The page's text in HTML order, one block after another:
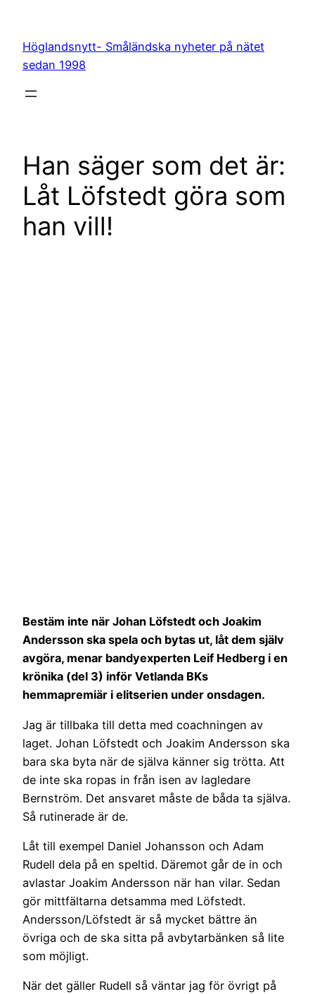
innehåll
Höglandsnytt- Småländska nyheter på nätet
sedan 1998
Han säger som det är:
Låt Löfstedt göra som
han vill!
Bestäm inte när Johan Löfstedt och Joakim
Andersson ska spela och bytas ut, låt dem själv
avgöra, menar bandyexperten Leif Hedberg i en
krönika (del 3) inför Vetlanda BKs
hemmapremiär i elitserien under onsdagen.
Jag är tillbaka till detta med coachningen av
laget. Johan Löfstedt och Joakim Andersson ska
bara ska byta när de själva känner sig trötta. Att
de inte ska ropas in från isen av lagledare
Bernström. Det ansvaret måste de båda ta själva.
Så rutinerade är de.
Låt till exempel Daniel Johansson och Adam
Rudell dela på en speltid. Däremot går de in och
avlastar Joakim Andersson när han vilar. Sedan
gör mittfältarna detsamma med Löfstedt.
Andersson/Löfstedt är så mycket bättre än
övriga och de ska sitta på avbytarbänken så lite
som möjligt.
När det gäller Rudell så väntar jag för övrigt på